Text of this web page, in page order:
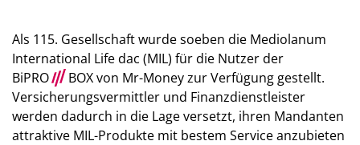
Als 115. Gesellschaft wurde soeben die Mediolanum
International Life dac (MIL) für die Nutzer der
BiPRO/// BOX von Mr-Money zur Verfügung gestellt.
Versicherungsvermittler und Finanzdienstleister
werden dadurch in die Lage versetzt, ihren Mandanten
attraktive MIL-Produkte mit bestem Service anzubieten